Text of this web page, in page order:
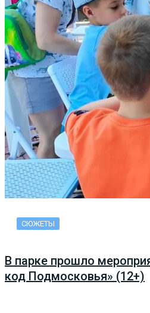
СЮЖЕТЫ
В парке прошло
код Подмосковья» (12+)